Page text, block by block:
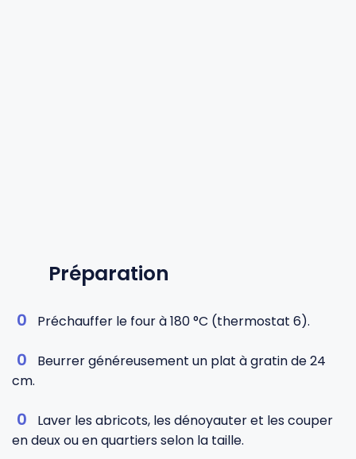
Préparation
Préchauffer le four à 180 °C (thermostat 6).
Beurrer généreusement un plat à gratin de 24
cm.
Laver les abricots, les dénoyauter et les couper
en deux ou en quartiers selon la taille.